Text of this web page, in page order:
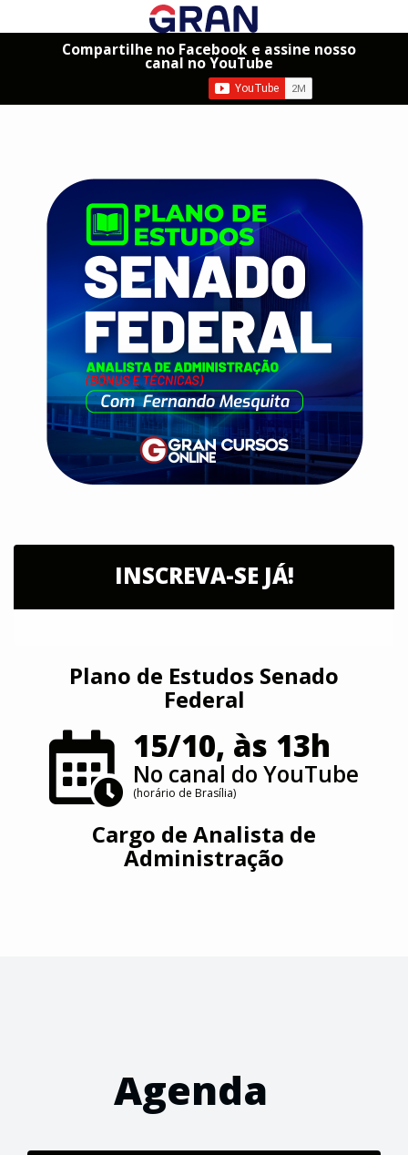
Compartilhe no Facebook e assine nosso
canal no YouTube
INSCREVA-SE JÁ!
Plano de Estudos Senado
Federal
15/10, às 13h
No canal do YouTube
(horário de Brasília)
Cargo de Analista de
Administração
Agenda